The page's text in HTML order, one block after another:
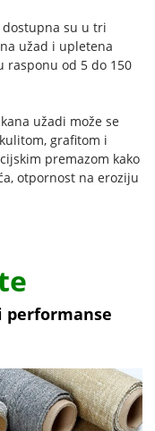
dostupna su u tri
užad i upletena
rasponu od 5 do 150
užadi može se
grafitom i
premazom kako
otpornost na eroziju
performanse